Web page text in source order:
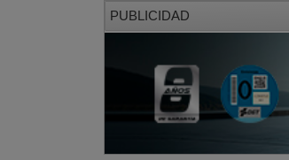
PUBLICIDAD